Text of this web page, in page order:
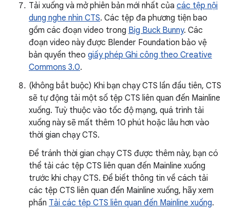
Tải xuống và mở phiên bản mới nhất của các tệp nội
dung nghe nhìn CTS. Các tệp đa phương tiện bao
gồm các đoạn video trong Big Buck Bunny. Các
đoạn video này được Blender Foundation bảo vệ
bản quyền theo giấy phép Ghi công theo Creative
Commons 3.0.
(không bắt buộc) Khi bạn chạy CTS lần đầu tiên, CTS
sẽ tự động tải một số tệp CTS liên quan đến Mainline
xuống. Tuỳ thuộc vào tốc độ mạng, quá trình tải
xuống này sẽ mất thêm 10 phút hoặc lâu hơn vào
thời gian chạy CTS.
Để tránh thời gian chạy CTS được thêm này, bạn có
thể tải các tệp CTS liên quan đến Mainline xuống
trước khi chạy CTS. Để biết thông tin về cách tải
các tệp CTS liên quan đến Mainline xuống, hãy xem
phần Tải các tệp CTS liên quan đến Mainline xuống.